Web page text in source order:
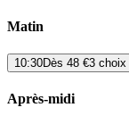
Matin
10:30Dès 48 €3 choix
Après-midi